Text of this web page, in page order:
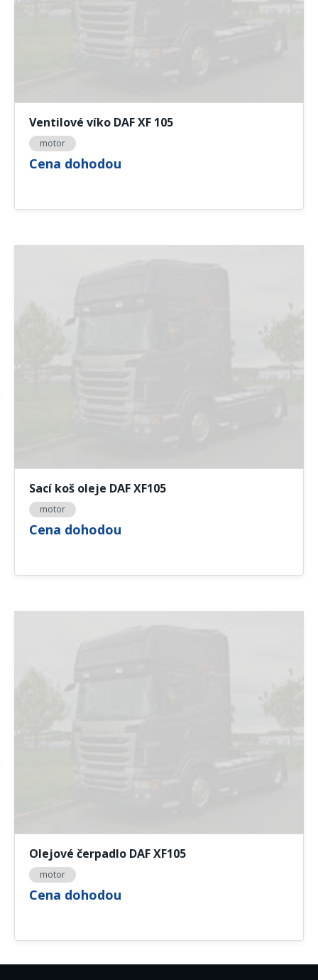
Ventilové víko DAF XF 105
motor
Cena dohodou
Sací koš oleje DAF XF105
motor
Cena dohodou
Olejové čerpadlo DAF XF105
motor
Cena dohodou